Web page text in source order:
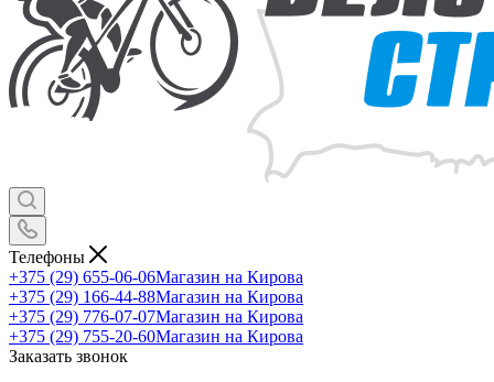
Телефоны
+375 (29) 655-06-06Магазин на Кирова
+375 (29) 166-44-88Магазин на Кирова
+375 (29) 776-07-07Магазин на Кирова
+375 (29) 755-20-60Магазин на Кирова
Заказать звонок